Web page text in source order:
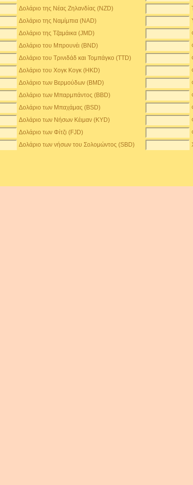
Δολάριο της Νέας Ζηλανδίας (NZD)
Δολάριο της Ναμίμπια (NAD)
Δολάριο της Τζαμάικα (JMD)
Δολάριο του Μπρουνέι (BND)
Δολάριο του Τρινιδάδ και Τομπάγκο (TTD)
Δολάριο του Χογκ Κογκ (HKD)
Δολάριο των Βερμούδων (BMD)
Δολάριο των Μπαρμπάντος (BBD)
Δολάριο των Μπαχάμας (BSD)
Δολάριο των Νήσων Κέιμαν (KYD)
Δολάριο των Φίτζι (FJD)
Δολάριο των νήσων του Σολομώντος (SBD)